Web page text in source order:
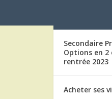
Secondaire
Options en
rentrée 2023
Acheter ses